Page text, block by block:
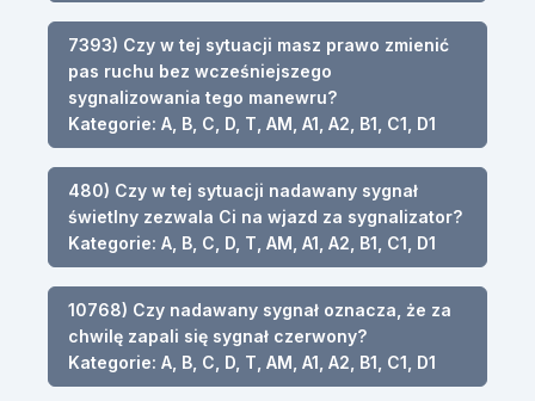
7393) Czy w tej sytuacji masz prawo zmienić
pas ruchu bez wcześniejszego
sygnalizowania tego manewru?
Kategorie: A, B, C, D, T, AM, A1, A2, B1, C1, D1
480) Czy w tej sytuacji nadawany sygnał
świetlny zezwala Ci na wjazd za sygnalizator?
Kategorie: A, B, C, D, T, AM, A1, A2, B1, C1, D1
10768) Czy nadawany sygnał oznacza, że za
chwilę zapali się sygnał czerwony?
Kategorie: A, B, C, D, T, AM, A1, A2, B1, C1, D1